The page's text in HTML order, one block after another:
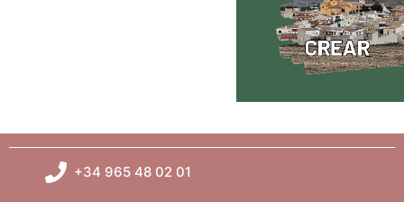
+34 965 48 02 01